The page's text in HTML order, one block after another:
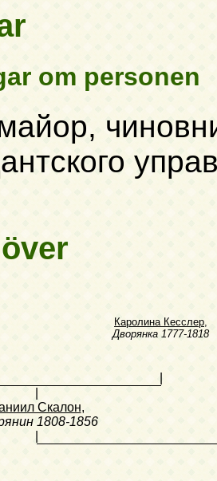
om personen
Каролина Кесслер
Дворянка 1777-1818
Скалон,
1808-1856